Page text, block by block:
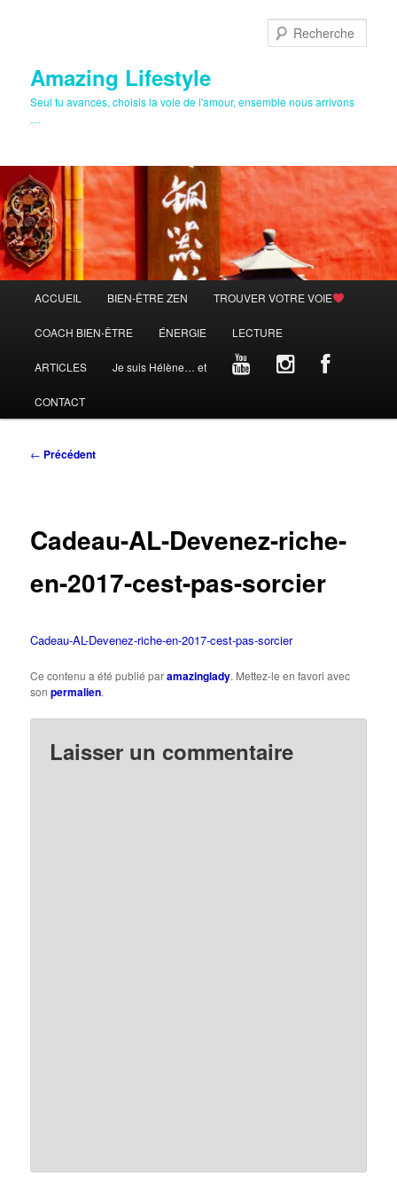
Amazing Lifestyle
Seul tu avances, choisis la voie de l'amour, ensemble nous arrivons
…
principal
ACCUEIL BIEN-ÊTRE ZEN TROUVER VOTRE VOIE
COACH BIEN-ÊTRE ÉNERGIE LECTURE
ARTICLES Je suis Hélène… et
CONTACT
Navigation
← Précédent
Cadeau-AL-Devenez-riche-
en-2017-cest-pas-sorcier
Cadeau-AL-Devenez-riche-en-2017-cest-pas-sorcier
Ce contenu a été publié paramazinglady. Mettez-le en favori avec
sonpermalien.
Laisser un commentaire